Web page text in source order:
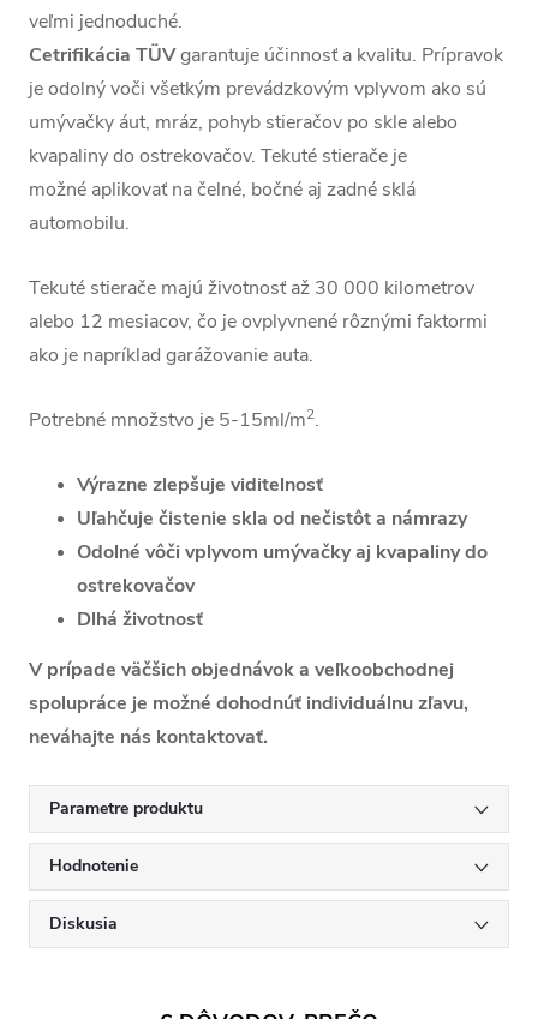
veľmi jednoduché.
Cetrifikácia TÜVgarantuje účinnosť a kvalitu. Prípravok
je odolný voči všetkým prevádzkovým vplyvom ako sú
umývačky áut, mráz, pohyb stieračov po skle alebo
kvapaliny do ostrekovačov. Tekuté stierače je
možné aplikovať na čelné, bočné aj zadné sklá
automobilu.
Tekuté stierače majú životnosť až 30 000 kilometrov
alebo 12 mesiacov, čo je ovplyvnené rôznými faktormi
ako je napríklad garážovanie auta.
Potrebné množstvo je 5-15ml/m2.
Výrazne zlepšuje viditelnosť
Uľahčuje čistenie skla od nečistôt a námrazy
Odolné vôči vplyvom umývačky aj kvapaliny do
ostrekovačov
Dlhá životnosť
V prípade väčšich objednávok a veľkoobchodnej
spolupráce je možné dohodnúť individuálnu zľavu,
neváhajte nás kontaktovať.
Parametre produktu
Hodnotenie
Diskusia